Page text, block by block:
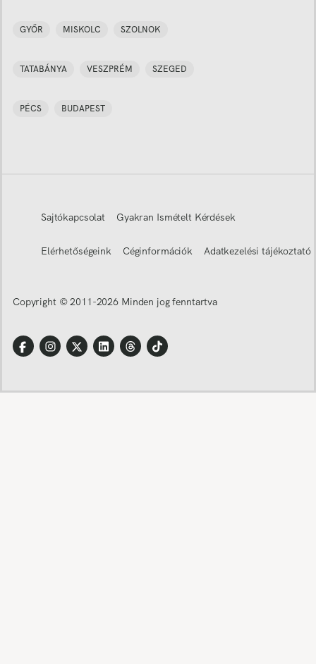
GYŐR MISKOLC SZOLNOK
TATABÁNYA VESZPRÉM SZEGED
PÉCS BUDAPEST
Sajtókapcsolat Gyakran Ismételt Kérdések
Elérhetőségeink Céginformációk Adatkezelési tájékoztató
Copyright © 2011-2026 Minden jog fenntartva